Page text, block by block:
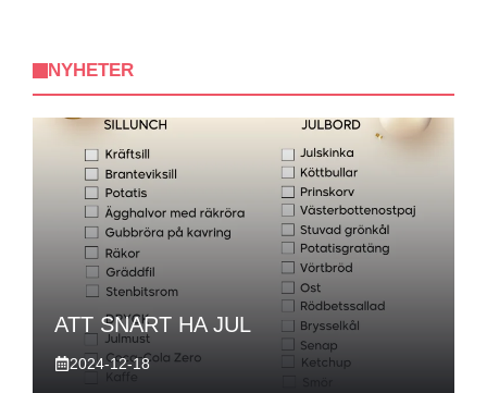
NYHETER
ATT SNART HA JUL
2024-12-18